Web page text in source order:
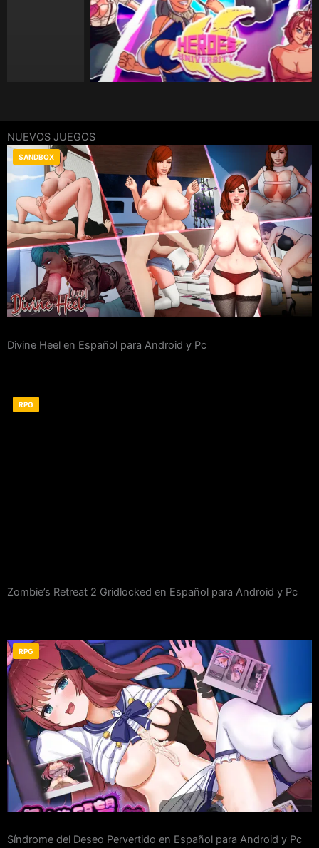
NUEVOS JUEGOS
SANDBOX
Divine Heel en Español para Android y Pc
RPG
Zombie’s Retreat 2 Gridlocked en Español para Android y Pc
RPG
Síndrome del Deseo Pervertido en Español para Android y Pc